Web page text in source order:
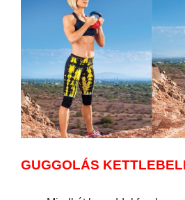
GUGGOLÁS